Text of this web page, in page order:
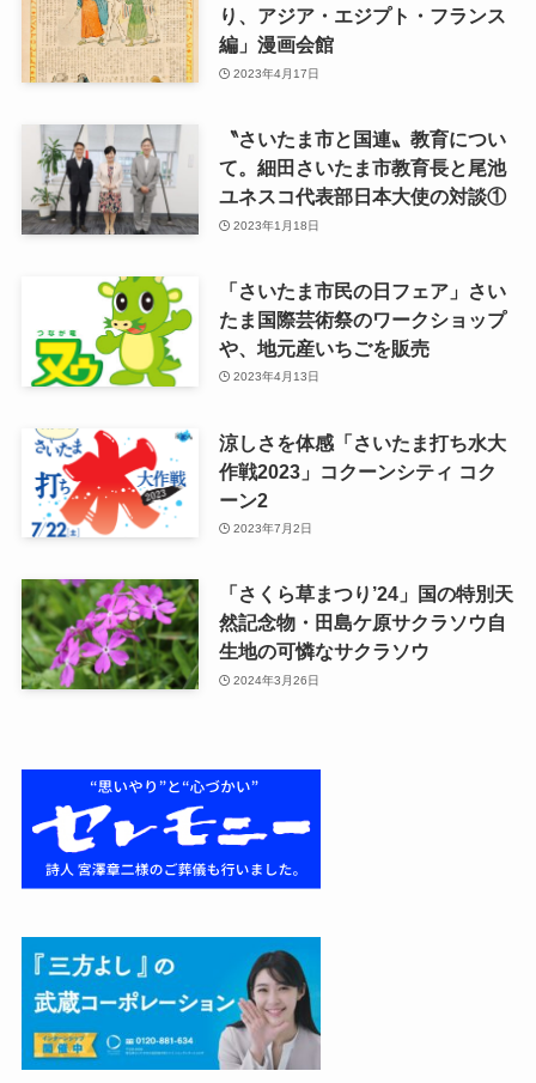
り、アジア・エジプト・フランス
編」漫画会館
2023年4月17日
〝さいたま市と国連〟教育につい
て。細田さいたま市教育長と尾池
ユネスコ代表部日本大使の対談①
2023年1月18日
「さいたま市民の日フェア」さい
たま国際芸術祭のワークショップ
や、地元産いちごを販売
2023年4月13日
涼しさを体感「さいたま打ち水大
作戦2023」コクーンシティ コク
ーン2
2023年7月2日
「さくら草まつり’24」国の特別天
然記念物・田島ケ原サクラソウ自
生地の可憐なサクラソウ
2024年3月26日